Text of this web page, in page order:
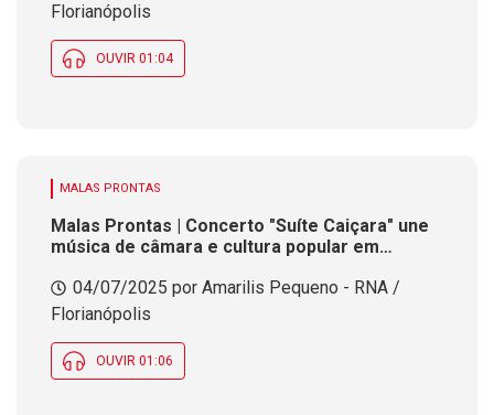
Florianópolis
OUVIR 01:04
MALAS PRONTAS
Malas Prontas | Concerto "Suíte Caiçara" une
música de câmara e cultura popular em
04/07/2025 por Amarilis Pequeno - RNA /
Florianópolis
OUVIR 01:06